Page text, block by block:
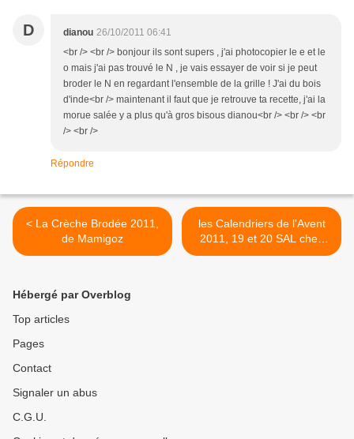
D dianou 26/10/2011 06:41
<br /> <br /> bonjour ils sont supers , j'ai photocopier le e et le
o mais j'ai pas trouvé le N , je vais essayer de voir si je peut
broder le N en regardant l'ensemble de la grille ! J'ai du bois
d'inde<br /> maintenant il faut que je retrouve ta recette, j'ai la
morue salée y a plus qu'à gros bisous dianou<br /> <br /> <br
/> <br />
Répondre
< La Crèche Brodée 2011,
de Mamigoz
les Calendriers de l'Avent
2011, 19 et 20 SAL chez
Mamigoz >
Hébergé par Overblog
Top articles
Pages
Contact
Signaler un abus
C.G.U.